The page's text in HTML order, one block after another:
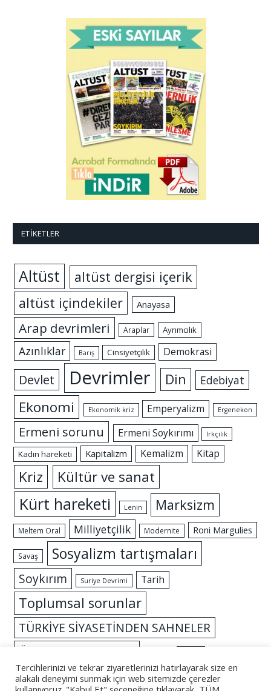
ETIKETLER
Altüst
altüst dergisi içerik
altüst içindekiler
Anayasa
Arap devrimleri Araplar Ayrımcılık
Azınlıklar Barış Cinsiyetçilik Demokrasi
Devlet Devrimler Din Edebiyat
Ekonomi Ekonomik kriz Emperyalizm Ergenekon
Ermeni sorunu Ermeni Soykırımı Irkçılık
Kadın hareketi Kapitalizm Kemalizm Kitap
Kriz Kültür ve sanat
Kürt hareketi Lenin Marksizm
Meltem Oral Milliyetçilik Modernite Roni Margulies
Savaş Sosyalizm tartışmaları
Soykırım Suriye Devrimi Tarih
Toplumsal sorunlar
TÜRKİYE SİYASETİNDEN SAHNELER
Özgürlük mücadelesi
Tercihlerinizi ve tekrar ziyaretlerinizi hatırlayarak size en
alakalı deneyimi sunmak için web sitemizde çerezler